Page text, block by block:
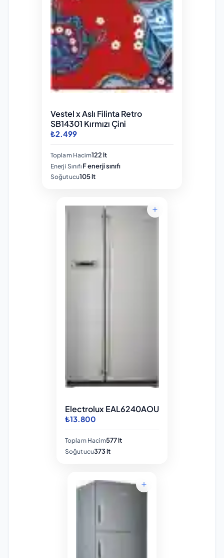
Vestel x Aslı Filinta Retro
SB14301 Kırmızı Çini
₺2.499
Toplam Hacim122 lt
Enerji Sınıfı F enerji sınıfı
Soğutucu105 lt
Electrolux EAL6240AOU
₺13.800
Toplam Hacim577 lt
Soğutucu373 lt